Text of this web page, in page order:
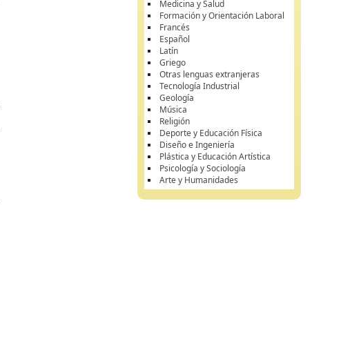
Medicina y Salud
Formación y Orientación Laboral
Francés
Español
Latín
Griego
Otras lenguas extranjeras
Tecnología Industrial
Geología
Música
Religión
Deporte y Educación Física
Diseño e Ingeniería
Plástica y Educación Artística
Psicología y Sociología
Arte y Humanidades